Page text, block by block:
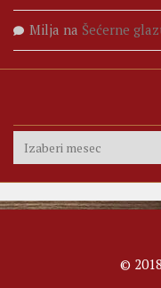
Milja na Šećerne
Arhive
©